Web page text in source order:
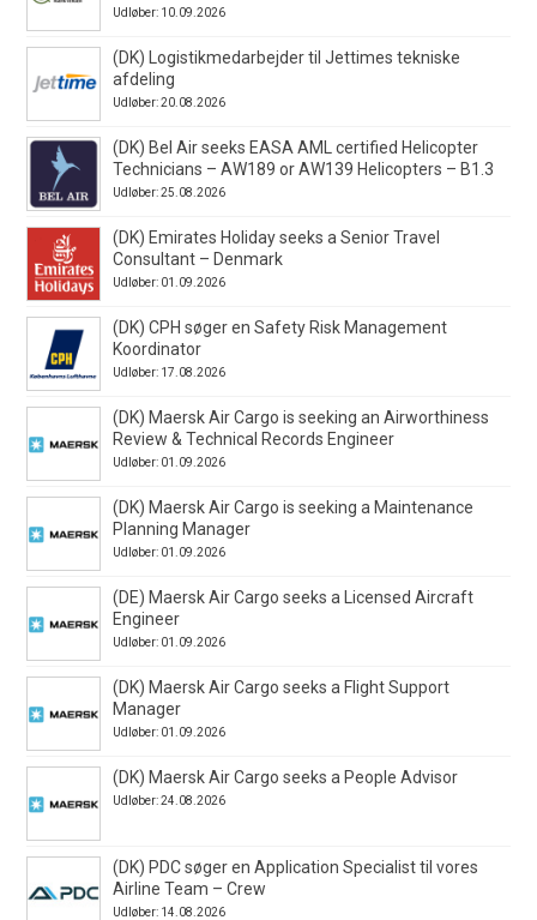
Udløber: 10.09.2026
(DK) Logistikmedarbejder til Jettimes tekniske
afdeling
Udløber: 20.08.2026
(DK) Bel Air seeks EASA AML certified Helicopter
Technicians – AW189 or AW139 Helicopters – B1.3
Udløber: 25.08.2026
(DK) Emirates Holiday seeks a Senior Travel
Consultant – Denmark
Udløber: 01.09.2026
(DK) CPH søger en Safety Risk Management
Koordinator
Udløber: 17.08.2026
(DK) Maersk Air Cargo is seeking an Airworthiness
Review & Technical Records Engineer
Udløber: 01.09.2026
(DK) Maersk Air Cargo is seeking a Maintenance
Planning Manager
Udløber: 01.09.2026
(DE) Maersk Air Cargo seeks a Licensed Aircraft
Engineer
Udløber: 01.09.2026
(DK) Maersk Air Cargo seeks a Flight Support
Manager
Udløber: 01.09.2026
(DK) Maersk Air Cargo seeks a People Advisor
Udløber: 24.08.2026
(DK) PDC søger en Application Specialist til vores
Airline Team – Crew
Udløber: 14.08.2026